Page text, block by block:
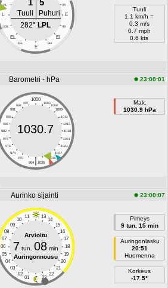
LPL IPI
L E
LESL IEI
EL EI
EEL EEI
E
1 5
Tuuli
Puhuri
282° LPL
Tuuli
1.1 km/h =
0.3 m/s
0.7 mph
0.6 kts
Barometri - hPa 23:00:01
1000
997 1003
994
1006
991
1009
988
1012
985
1015
982
1018
979
1021
976
1024
973
1027
970
1030
|
964 1036
1030.7
Mak.
1030.9 hPa
Aurinko sijainti 23:00:07
11 13
10
14
09
15
08
16
07
17
06
18
05
19
04
20
03
21
02
22
01 23
Arvioitu
7 tun. 08min
Auringonnousu
Pimeys
9 tun. 15 min
Auringonlasku
20:51
Huomenna
Korkeus
-17.5°